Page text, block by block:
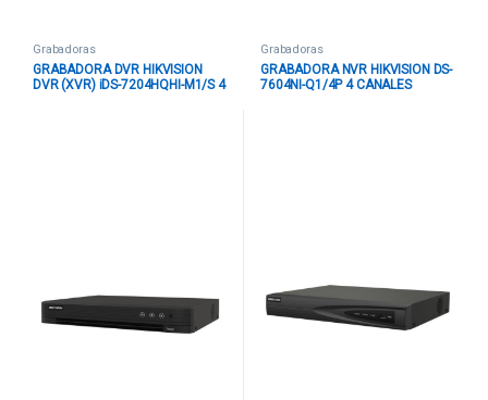
Grabadoras
GRABADORA DVR HIKVISION
DVR (XVR) iDS-7204HQHI-M1/S 4
Grabadoras
GRABADORA NVR HIKVISION DS-
7604NI-Q1/4P 4 CANALES